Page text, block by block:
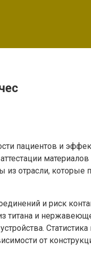
пациентов и
отрасли, которые
и риск
титана и
от